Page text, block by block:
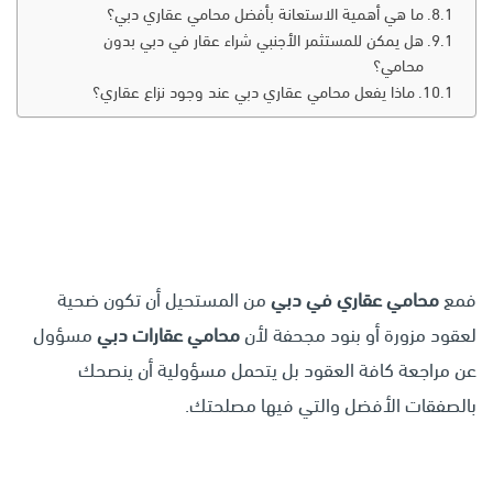
ما هي أهمية الاستعانة بأفضل محامي عقاري دبي؟
هل يمكن للمستثمر الأجنبي شراء عقار في دبي بدون
محامي؟
ماذا يفعل محامي عقاري دبي عند وجود نزاع عقاري؟
فمعمحامي عقاري في دبيمن المستحيل أن تكون ضحية
لعقود مزورة أو بنود مجحفة لأنمحامي عقارات دبيمسؤول
عن مراجعة كافة العقود بل يتحمل مسؤولية أن ينصحك
بالصفقات الأفضل والتي فيها مصلحتك.